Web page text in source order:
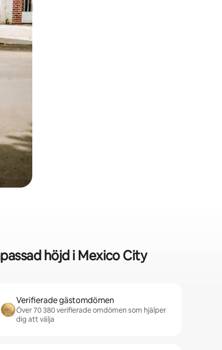
höjd i Mexico City
Verifierade gästomdömen
Över 70 380 verifierade omdömen som hjälper
dig att välja